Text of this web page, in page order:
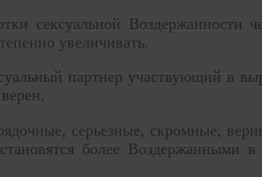
сексуальной Воздержанности
увеличивать.
партнер участвующий в
серьезные, скромные,
более Воздержанными в